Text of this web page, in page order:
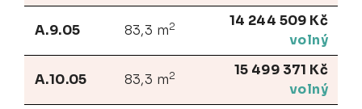
A.9.05 83,3 m2
14 244 509 Kč
volný
A.10.05 83,3 m2
15 499 371 Kč
volný